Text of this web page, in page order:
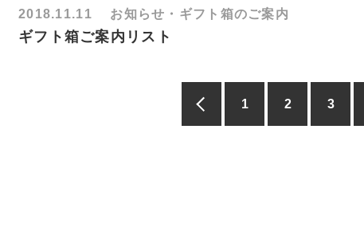
2018.11.11 お知らせ・ギフト箱のご案内
ギフト箱ご案内リスト
1 2 3